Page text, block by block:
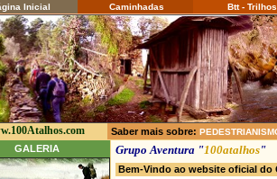
Inicial Caminhadas Btt - Trilhos
Saber mais sobre:
GALERIA Grupo Aventura "100atalhos"
Bem-Vindo ao website oficial do